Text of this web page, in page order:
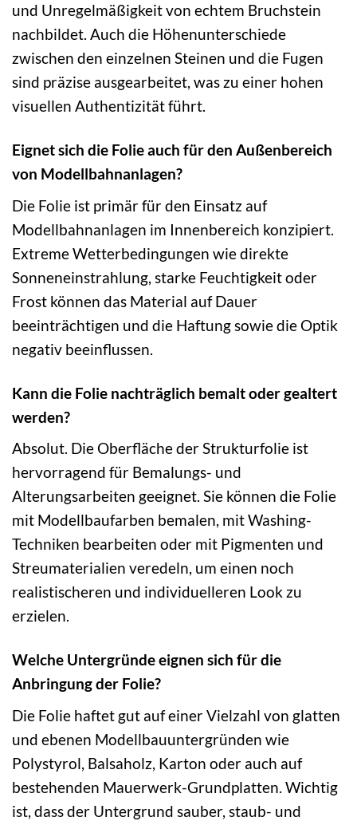
und Unregelmäßigkeit von echtem Bruchstein
nachbildet. Auch die Höhenunterschiede
zwischen den einzelnen Steinen und die Fugen
sind präzise ausgearbeitet, was zu einer hohen
visuellen Authentizität führt.
Eignet sich die Folie auch für den Außenbereich
von Modellbahnanlagen?
Die Folie ist primär für den Einsatz auf
Modellbahnanlagen im Innenbereich konzipiert.
Extreme Wetterbedingungen wie direkte
Sonneneinstrahlung, starke Feuchtigkeit oder
Frost können das Material auf Dauer
beeinträchtigen und die Haftung sowie die Optik
negativ beeinflussen.
Kann die Folie nachträglich bemalt oder gealtert
werden?
Absolut. Die Oberfläche der Strukturfolie ist
hervorragend für Bemalungs- und
Alterungsarbeiten geeignet. Sie können die Folie
mit Modellbaufarben bemalen, mit Washing-
Techniken bearbeiten oder mit Pigmenten und
Streumaterialien veredeln, um einen noch
realistischeren und individuelleren Look zu
erzielen.
Welche Untergründe eignen sich für die
Anbringung der Folie?
Die Folie haftet gut auf einer Vielzahl von glatten
und ebenen Modellbauuntergründen wie
Polystyrol, Balsaholz, Karton oder auch auf
bestehenden Mauerwerk-Grundplatten. Wichtig
ist, dass der Untergrund sauber, staub- und